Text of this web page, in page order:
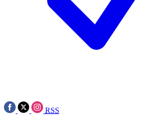
RSS